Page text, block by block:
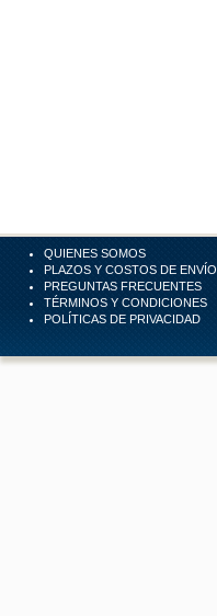
QUIENES SOMOS
PLAZOS Y COSTOS DE ENVÍO
PREGUNTAS FRECUENTES
TÉRMINOS Y CONDICIONES
POLÍTICAS DE PRIVACIDAD